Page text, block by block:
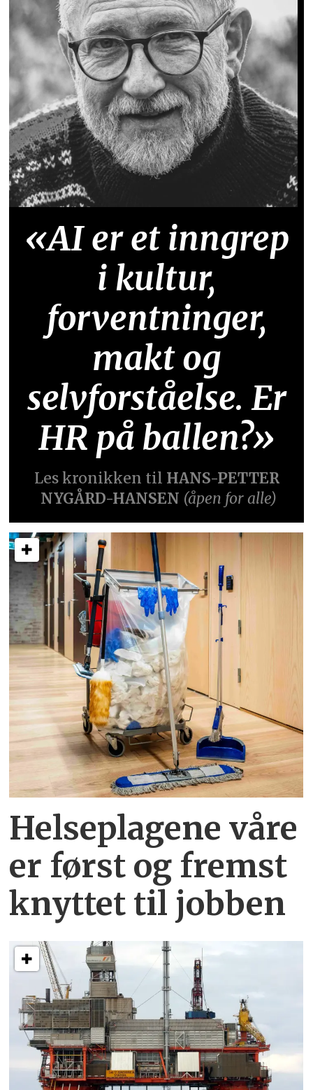
«AI er et inngrep
i kultur,
forventninger,
makt og
selvforståelse. Er
HR på ballen?»
Les kronikken til HANS-PETTER
NYGÅRD-HANSEN (åpen for alle)
Helseplagene våre
er først og fremst
knyttet til jobben